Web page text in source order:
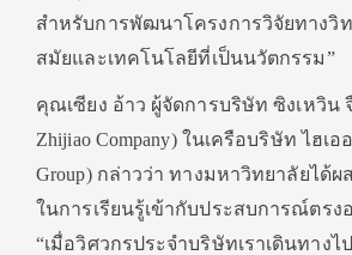
สำหรับการพัฒนาโครงการวิจัยทางวิ
สมัยและเทคโนโลยีที่เป็นนวัตกรรม”
คุณเซียง อ้าว ผู้จัดการบริษัท ซิงเหวิน จื
Zhijiao Company) ในเครือบริษัท ไฮเอ
Group) กล่าวว่า ทางมหาวิทยาลัยได้
ในการเรียนรู้เข้ากับประสบการณ์ตรง
“เมื่อวิศวกรประจำบริษัทเราเดินทาง